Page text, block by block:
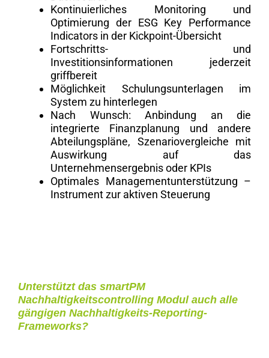
Kontinuierliches Monitoring und
Optimierung der ESG Key Performance
Indicators in der Kickpoint-Übersicht
Fortschritts- und
Investitionsinformationen jederzeit
griffbereit
Möglichkeit Schulungsunterlagen im
System zu hinterlegen
Nach Wunsch: Anbindung an die
integrierte Finanzplanung und andere
Abteilungspläne, Szenariovergleiche mit
Auswirkung auf das
Unternehmensergebnis oder KPIs
Optimales Managementunterstützung –
Instrument zur aktiven Steuerung
Unterstützt das smartPM
Nachhaltigkeitscontrolling Modul auch alle
gängigen Nachhaltigkeits-Reporting-
Frameworks?